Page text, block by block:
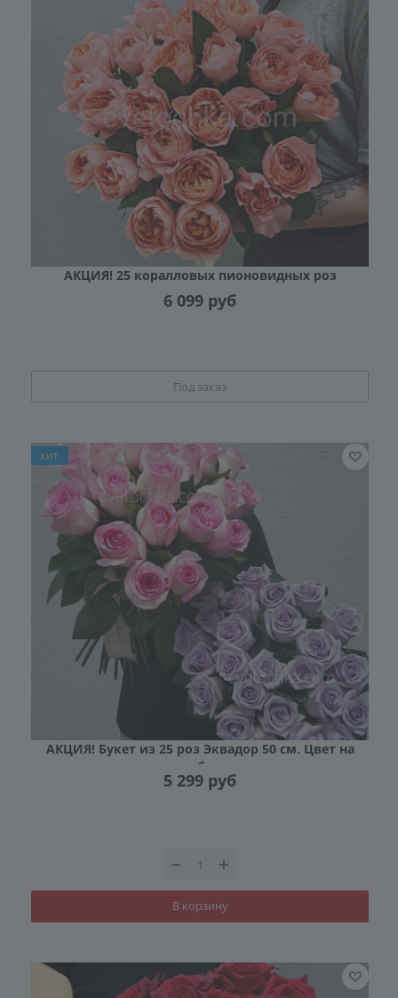
АКЦИЯ! 25 коралловых пионовидных роз
6 099 руб
Под заказ
ХИТ
АКЦИЯ! Букет из 25 роз Эквадор 50 см. Цвет на
выбор
5 299 руб
В корзину